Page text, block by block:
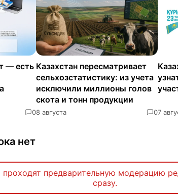
— есть
0
Казахстан пересматривает
сельхозстатистику: из учета
исключили миллионы голов
скота и тонн продукции
8 августа 07
нет
предварительную модерацию
сразу.